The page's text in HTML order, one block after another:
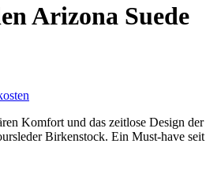
Arizona Suede
Komfort und das zeitlose Design der
Birkenstock. Ein Must-have seit